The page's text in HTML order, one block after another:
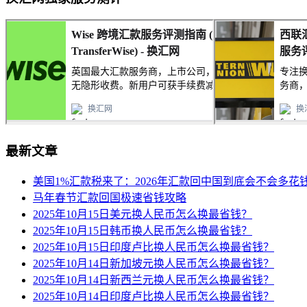
最新文章
美国1%汇款税来了：2026年汇款回中国到底会不会多花
马年春节汇款回国极速省钱攻略
2025年10月15日美元换人民币怎么换最省钱？
2025年10月15日韩币换人民币怎么换最省钱？
2025年10月15日印度卢比换人民币怎么换最省钱？
2025年10月14日新加坡元换人民币怎么换最省钱？
2025年10月14日新西兰元换人民币怎么换最省钱？
2025年10月14日印度卢比换人民币怎么换最省钱？